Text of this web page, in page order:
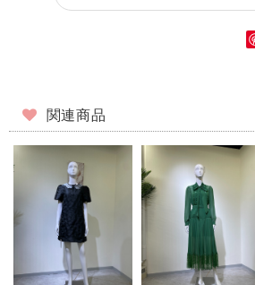
関連商品